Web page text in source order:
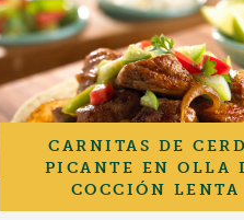
CARNITAS DE
PICANTE EN OLLA
COCCIÓN LENTA